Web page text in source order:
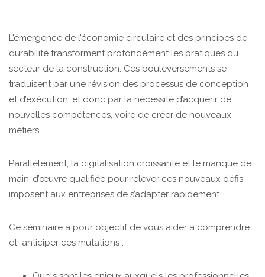
L’émergence de l’économie circulaire et des principes de
durabilité transforment profondément les pratiques du
secteur de la construction. Ces bouleversements se
traduisent par une révision des processus de conception
et d’exécution, et donc par la nécessité d’acquérir de
nouvelles compétences, voire de créer de nouveaux
métiers.
Parallèlement, la digitalisation croissante et le manque de
main-d’œuvre qualifiée pour relever ces nouveaux défis
imposent aux entreprises de s’adapter rapidement.
Ce séminaire a pour objectif de vous aider à comprendre
et anticiper ces mutations :